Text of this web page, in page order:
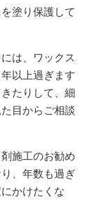
塗り保護して
は、ワックス
以上過ぎます
たりして、細
目からご相談
施工のお勧め
、年数も過ぎ
かけたくな